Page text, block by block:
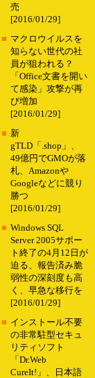
売
[2016/01/29]
■ マクロウイルスを
知らない世代の社
員が狙われる？
「Office文書を開い
て感染」攻撃が再
び増加
[2016/01/29]
■ 新
gTLD「.shop」、
49億円でGMOが落
札、Amazonや
Googleなどに競り
勝つ
[2016/01/29]
■ Windows SQL
Server 2005サポー
ト終了の4月12日が
迫る、報告済み脆
弱性の深刻度も高
く、早急な移行を
[2016/01/29]
■ インストール不要
の非常駐型セキュ
リティソフト
「Dr.Web
CureIt!」、日本語